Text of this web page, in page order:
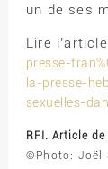
un de ses
Lire
presse-
la-presse-
sexuelles-
RFI. Article
©Photo: Joël